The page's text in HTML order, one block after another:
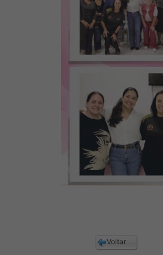
Voltar